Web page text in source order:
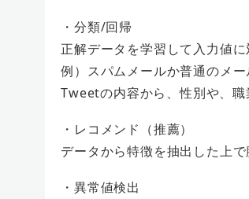
・分類/回帰
正解データを学習して入力値
例）スパムメールか普通のメ
Tweetの内容から、性別や、
・レコメンド（推薦）
データから特徴を抽出した上
・異常値検出